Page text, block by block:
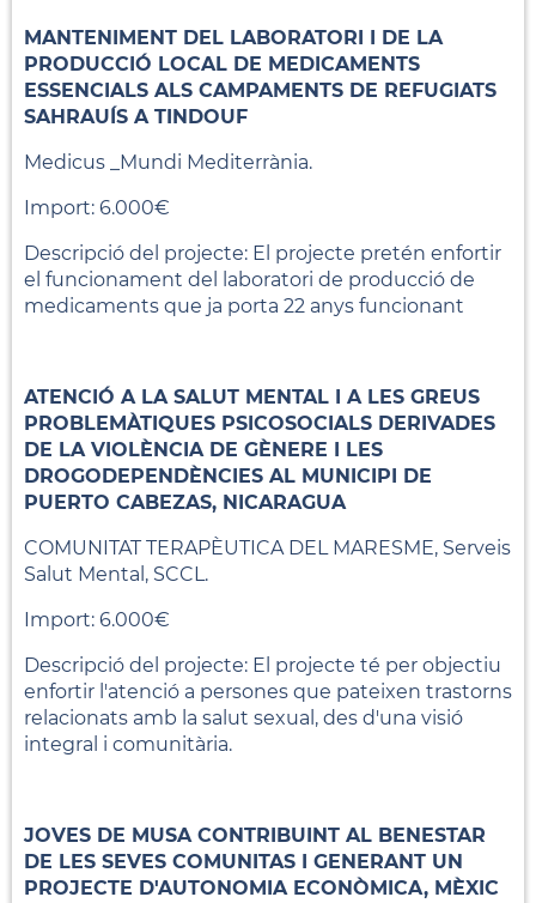
MANTENIMENT DEL LABORATORI I DE LA
PRODUCCIÓ LOCAL DE MEDICAMENTS
ESSENCIALS ALS CAMPAMENTS DE REFUGIATS
SAHRAUÍS A TINDOUF
Medicus _Mundi Mediterrània.
Import: 6.000€
Descripció del projecte: El projecte pretén enfortir
el funcionament del laboratori de producció de
medicaments que ja porta 22 anys funcionant
ATENCIÓ A LA SALUT MENTAL I A LES GREUS
PROBLEMÀTIQUES PSICOSOCIALS DERIVADES
DE LA VIOLÈNCIA DE GÈNERE I LES
DROGODEPENDÈNCIES AL MUNICIPI DE
PUERTO CABEZAS, NICARAGUA
COMUNITAT TERAPÈUTICA DEL MARESME, Serveis
Salut Mental, SCCL.
Import: 6.000€
Descripció del projecte: El projecte té per objectiu
enfortir l'atenció a persones que pateixen trastorns
relacionats amb la salut sexual, des d'una visió
integral i comunitària.
JOVES DE MUSA CONTRIBUINT AL BENESTAR
DE LES SEVES COMUNITAS I GENERANT UN
PROJECTE D'AUTONOMIA ECONÒMICA, MÈXIC